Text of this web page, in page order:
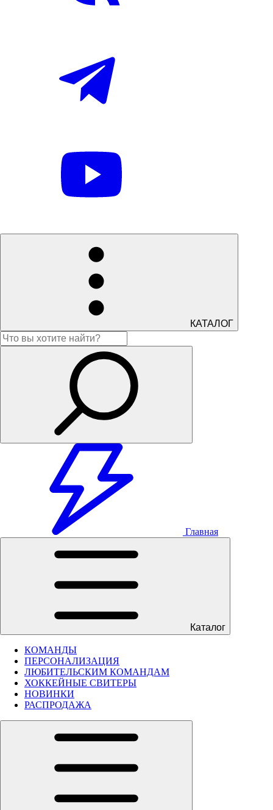
КАТАЛОГ
Главная
Каталог
КОМАНДЫ
ПЕРСОНАЛИЗАЦИЯ
ЛЮБИТЕЛЬСКИМ КОМАНДАМ
ХОККЕЙНЫЕ СВИТЕРЫ
НОВИНКИ
РАСПРОДАЖА